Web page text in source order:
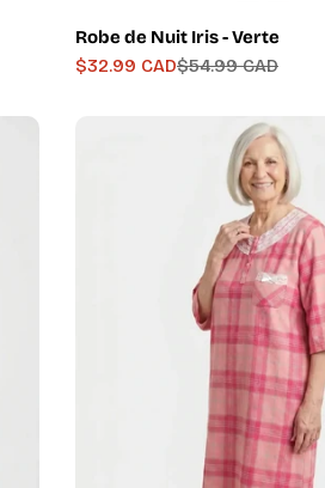
Robe de Nuit Iris - Verte
Prix
$32.99 CAD
Prix
$54.99 CAD